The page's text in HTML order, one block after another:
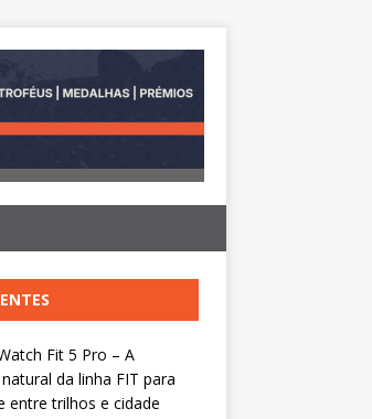
Fit 5 Pro – A
da linha FIT para
entre trilhos e cidade